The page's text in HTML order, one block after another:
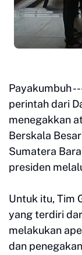
Payakumbuh
perintah dari
menegakkan
Berskala
Sumatera
presiden
Untuk itu, Tim
yang terdiri
melakukan
dan